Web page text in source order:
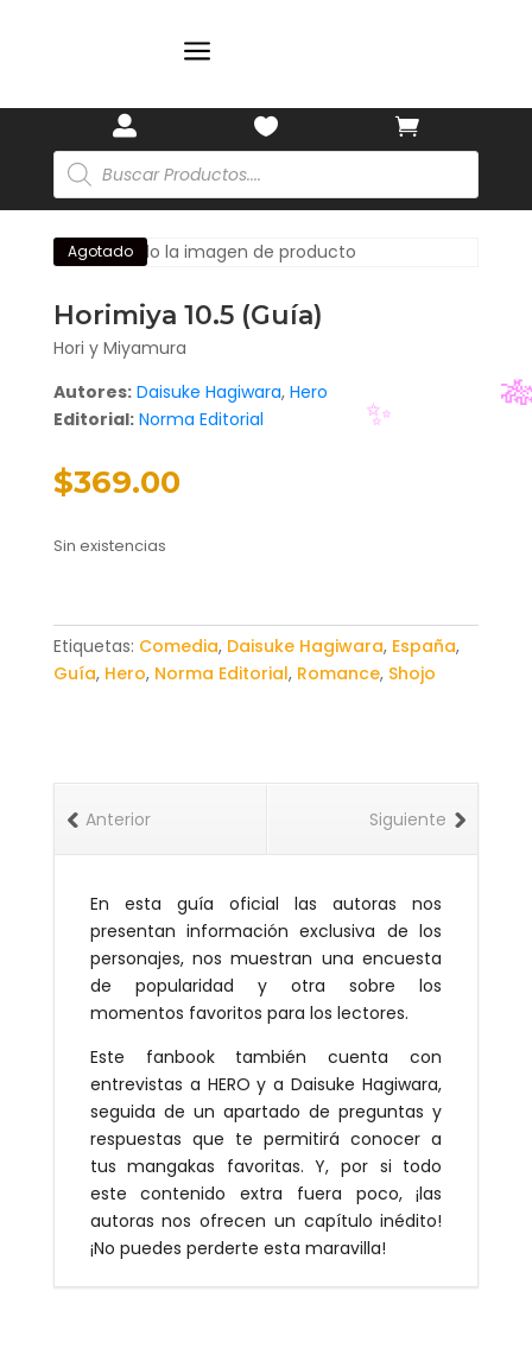
a
 

Búsqueda
de
productos
Agotado
Horimiya 10.5 (Guía)
Hori y Miyamura
Autores: Daisuke Hagiwara, Hero
Editorial: Norma Editorial
$369.00
Sin existencias
Etiquetas: Comedia, Daisuke Hagiwara, España,
Guía, Hero, Norma Editorial, Romance, Shojo
Siguiente
Anterior
En esta guía oficial las autoras nos
presentan información exclusiva de los
personajes, nos muestran una encuesta
de popularidad y otra sobre los
momentos favoritos para los lectores.
Este fanbook también cuenta con
entrevistas a HERO y a Daisuke Hagiwara,
seguida de un apartado de preguntas y
respuestas que te permitirá conocer a
tus mangakas favoritas. Y, por si todo
este contenido extra fuera poco, ¡las
autoras nos ofrecen un capítulo inédito!
¡No puedes perderte esta maravilla!